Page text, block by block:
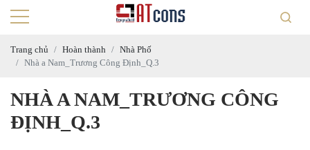
Trang chủ Hoàn thành
Nhà Phố
Nhà a Nam_Trương Công Định_Q.3
NHÀ A NAM_TRƯƠNG CÔNG
ĐỊNH_Q.3